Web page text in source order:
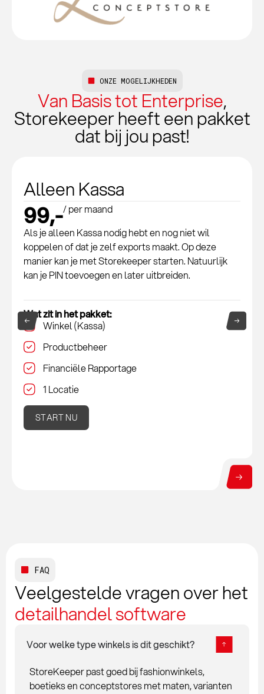
ONZE MOGELIJKHEDEN
Van Basis tot Enterprise,
Storekeeper heeft een pakket
dat bij jou past!
Alleen Kassa
99,-/ per maand
Als je alleen Kassa nodig hebt en nog niet wil
koppelen of dat je zelf exports maakt. Op deze
manier kan je met Storekeeper starten. Natuurlijk
kan je PIN toevoegen en later uitbreiden.
Wat zit in het pakket:
Winkel (Kassa)
Productbeheer
Financiële Rapportage
1 Locatie
START NU
FAQ
Veelgestelde vragen over het
detailhandel software
Voor welke type winkels is dit geschikt?
StoreKeeper past goed bij fashionwinkels,
boetieks en conceptstores met maten, varianten